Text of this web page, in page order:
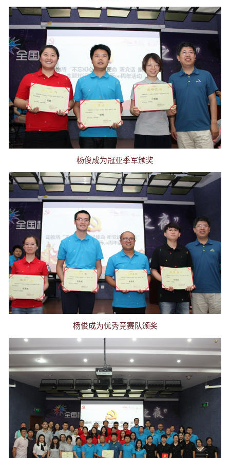
杨俊成为冠亚季军颁奖
杨俊成为优秀竞赛队颁奖